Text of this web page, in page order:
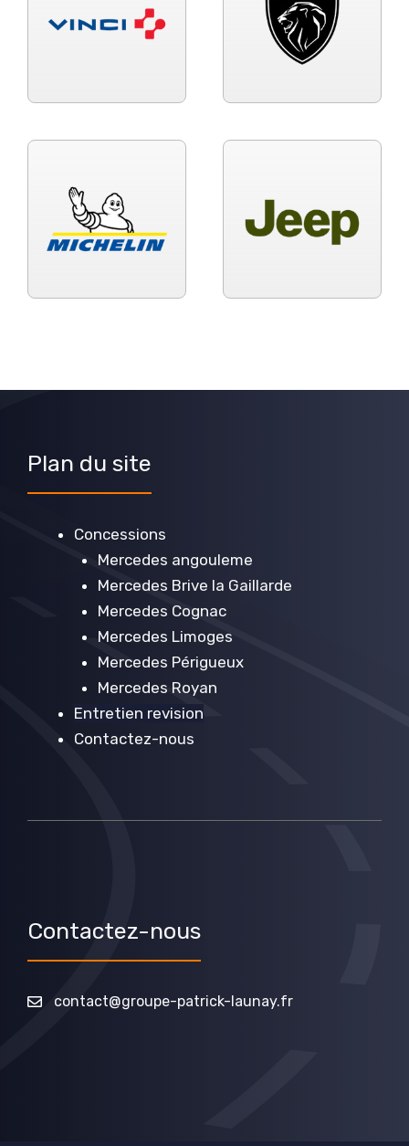
Plan du site
Concessions
Mercedes angouleme
Mercedes Brive la Gaillarde
Mercedes Cognac
Mercedes Limoges
Mercedes Périgueux
Mercedes Royan
Entretien revision
Contactez-nous
Contactez-nous
contact@groupe-patrick-launay.fr